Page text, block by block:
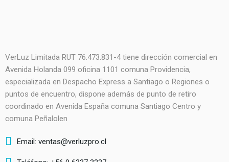
VerLuz Limitada RUT 76.473.831-4 tiene dirección comercial en
Avenida Holanda 099 oficina 1101 comuna Providencia,
especializada en Despacho Express a Santiago o Regiones o
puntos de encuentro, dispone además de punto de retiro
coordinado en Avenida España comuna Santiago Centro y
comuna Peñalolen
Email: ventas@verluzpro.cl